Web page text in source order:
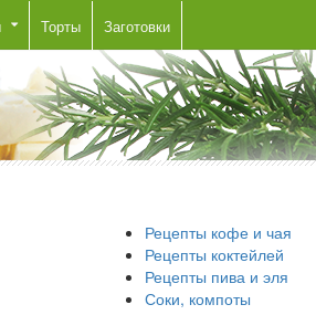
Торты Заготовки
Рецепты кофе и чая
Рецепты коктейлей
Рецепты пива и эля
Соки, компоты